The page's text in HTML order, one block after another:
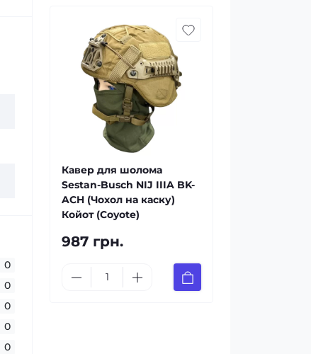
0
0
0
0
0
Кавер для шолома
Sestan-Busch NIJ IIIA BK-
ACH (Чохол на каску)
Койот (Coyote)
987 грн.